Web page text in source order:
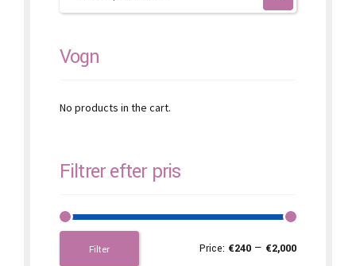
product
Vogn
No products in the cart.
Filtrer efter pris
Filter Price: €240 — €2,000